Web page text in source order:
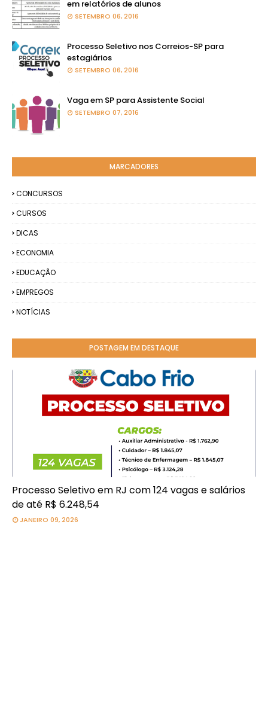
em relatórios de alunos
SETEMBRO 06, 2016
Processo Seletivo nos Correios-SP para
estagiários
SETEMBRO 06, 2016
Vaga em SP para Assistente Social
SETEMBRO 07, 2016
MARCADORES
CONCURSOS
CURSOS
DICAS
ECONOMIA
EDUCAÇÃO
EMPREGOS
NOTÍCIAS
POSTAGEM EM DESTAQUE
Processo Seletivo em RJ com 124 vagas e salários
de até R$ 6.248,54
JANEIRO 09, 2026